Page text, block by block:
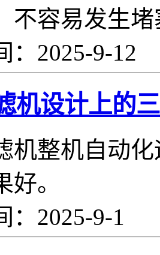
不容易发生
：2025-9-12
机设计上的
机整机自动
。
：2025-9-1